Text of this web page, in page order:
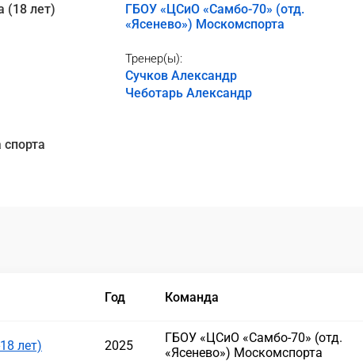
(18 лет)
ГБОУ «ЦСиО «Самбо-70» (отд.
«Ясенево») Москомспорта
Тренер(ы):
Сучков Александр
Чеботарь Александр
Год Команда
лет) 2025
ГБОУ «ЦСиО «Самбо-70» (отд.
«Ясенево») Москомспорта